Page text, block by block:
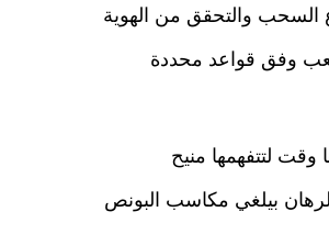
والتحقق من الهوية
وفق قواعد محددة
لتتفهمها منيح
بيلغي مكاسب البونص